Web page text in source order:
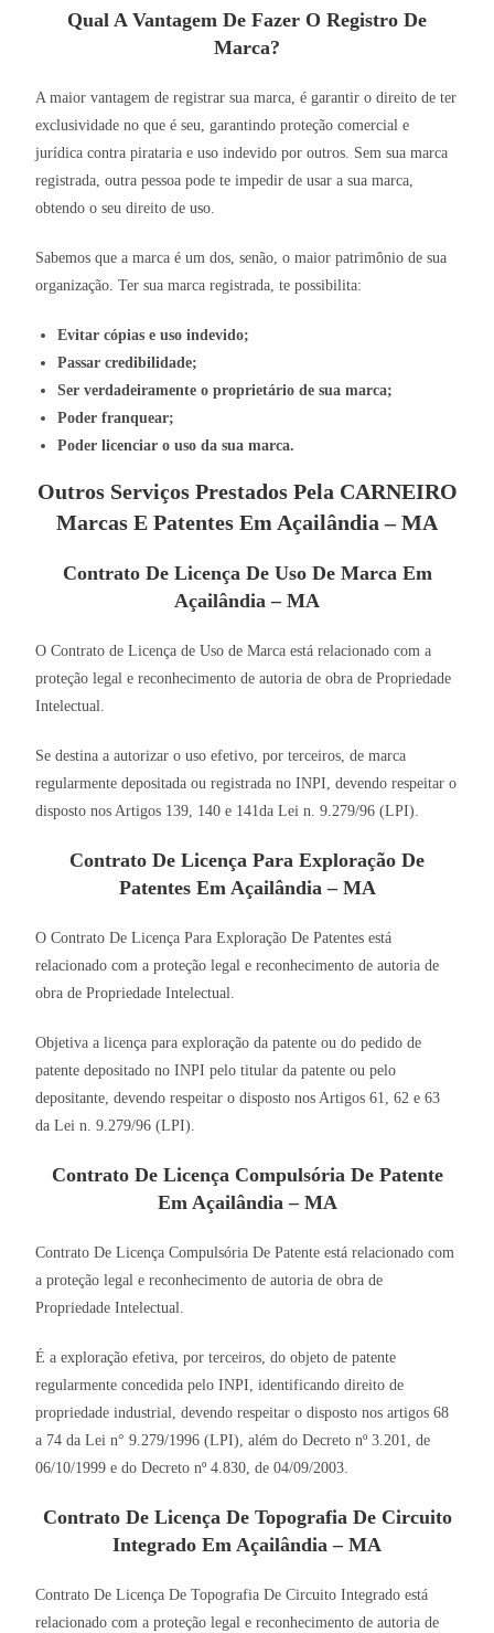
Qual A Vantagem De Fazer O Registro De
Marca?
A maior vantagem de registrar sua marca, é garantir o direito de ter
exclusividade no que é seu, garantindo proteção comercial e
jurídica contra pirataria e uso indevido por outros. Sem sua marca
registrada, outra pessoa pode te impedir de usar a sua marca,
obtendo o seu direito de uso.
Sabemos que a marca é um dos, senão, o maior patrimônio de sua
organização. Ter sua marca registrada, te possibilita:
Evitar cópias e uso indevido;
Passar credibilidade;
Ser verdadeiramente o proprietário de sua marca;
Poder franquear;
Poder licenciar o uso da sua marca.
Outros Serviços Prestados Pela CARNEIRO
Marcas E Patentes Em Açailândia – MA
Contrato De Licença De Uso De Marca Em
Açailândia – MA
O Contrato de Licença de Uso de Marca está relacionado com a
proteção legal e reconhecimento de autoria de obra de Propriedade
Intelectual.
Se destina a autorizar o uso efetivo, por terceiros, de marca
regularmente depositada ou registrada no INPI, devendo respeitar o
disposto nos Artigos 139, 140 e 141da Lei n. 9.279/96 (LPI).
Contrato De Licença Para Exploração De
Patentes Em Açailândia – MA
O Contrato De Licença Para Exploração De Patentes está
relacionado com a proteção legal e reconhecimento de autoria de
obra de Propriedade Intelectual.
Objetiva a licença para exploração da patente ou do pedido de
patente depositado no INPI pelo titular da patente ou pelo
depositante, devendo respeitar o disposto nos Artigos 61, 62 e 63
da Lei n. 9.279/96 (LPI).
Contrato De Licença Compulsória De Patente
Em Açailândia – MA
Contrato De Licença Compulsória De Patente está relacionado com
a proteção legal e reconhecimento de autoria de obra de
Propriedade Intelectual.
É a exploração efetiva, por terceiros, do objeto de patente
regularmente concedida pelo INPI, identificando direito de
propriedade industrial, devendo respeitar o disposto nos artigos 68
a 74 da Lei n° 9.279/1996 (LPI), além do Decreto nº 3.201, de
06/10/1999 e do Decreto nº 4.830, de 04/09/2003.
Contrato De Licença De Topografia De Circuito
Integrado Em Açailândia – MA
Contrato De Licença De Topografia De Circuito Integrado está
relacionado com a proteção legal e reconhecimento de autoria de